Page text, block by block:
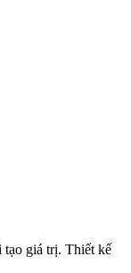
giá trị. Thiết kế